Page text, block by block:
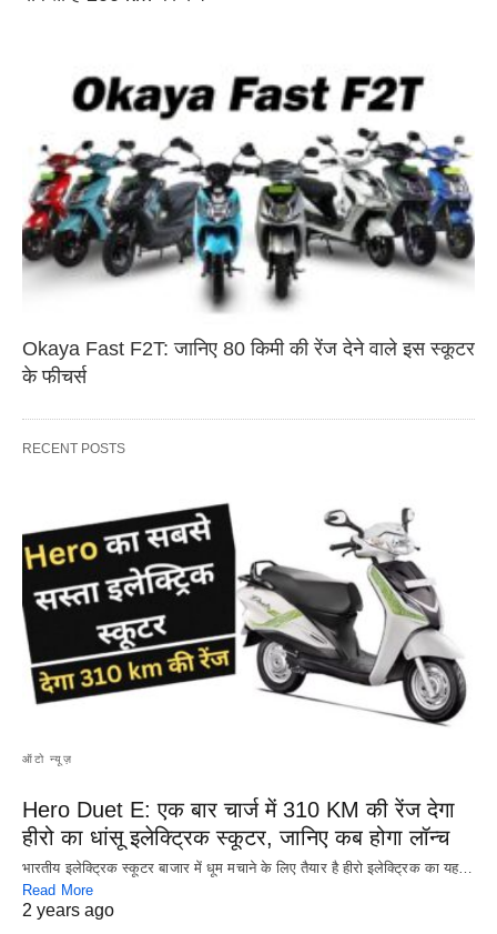
Okaya Fast F2T: जानिए 80 किमी की रेंज देने वाले इस स्कूटर
के फीचर्स
RECENT POSTS
ऑटो न्यूज़
Hero Duet E: एक बार चार्ज में 310 KM की रेंज देगा
हीरो का धांसू इलेक्ट्रिक स्कूटर, जानिए कब होगा लॉन्च
भारतीय इलेक्ट्रिक स्कूटर बाजार में धूम मचाने के लिए तैयार है हीरो इलेक्ट्रिक का यह…
Read More
2 years ago